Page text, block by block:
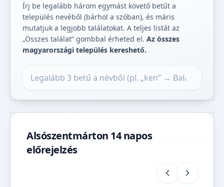
Írj be legalább három egymást követő betűt a
település nevéből (bárhol a szóban), és máris
mutatjuk a legjobb találatokat. A teljes listát az
„Összes találat” gombbal érheted el. Az összes
magyarországi település kereshető.
Alsószentmárton 14 napos
előrejelzés